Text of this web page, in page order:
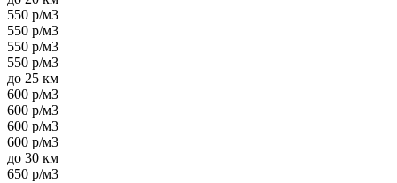
550 р/м3
550 р/м3
550 р/м3
550 р/м3
до 25 км
600 р/м3
600 р/м3
600 р/м3
600 р/м3
до 30 км
650 р/м3